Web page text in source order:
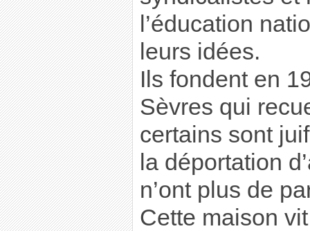
l’éducation
leurs idées.
Ils fondent en
Sèvres qui
certains sont
la déportation
n’ont plus de
Cette maison